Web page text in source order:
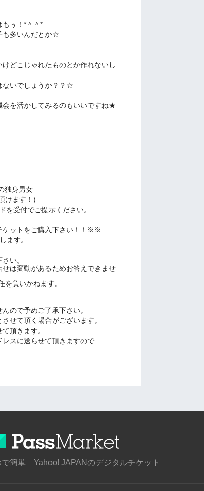
もぅ！*＾＾*
も多いんだとか☆
どこじゃれたものとか作れないし
ないでしょうか？？☆
会を活かしてみるのもいいですね★
独身男女
ます！)
を受付でご提示ください。
ケットをご購入下さい！！※※
ます。
い。
は変動があるためお答えできませ
を負いかねます。
ので予めご了承下さい。
せて頂く場合がございます。
頂きます。
スに送らせて頂きますので
で簡単 Yahoo! JAPANのデジタルチケット